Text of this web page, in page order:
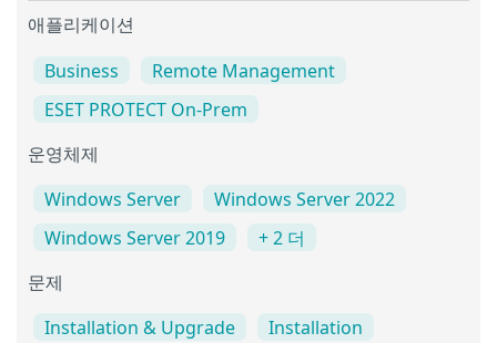
애플리케이션
Business
Remote Management
ESET PROTECT On-Prem
운영체제
Windows Server
Windows Server 2022
Windows Server 2019
+ 2 더
문제
Installation & Upgrade
Installation